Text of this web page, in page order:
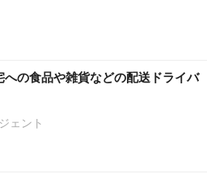
の食品や雑貨などの配送ドライバ
ェント